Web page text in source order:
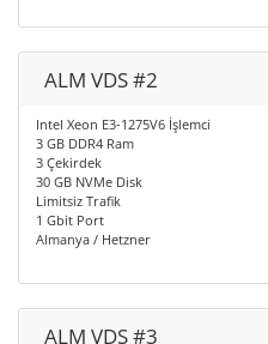
ALM VDS #2
Intel Xeon E3-1275V6 İşlemci
3 GB DDR4 Ram
3 Çekirdek
30 GB NVMe Disk
Limitsiz Trafik
1 Gbit Port
Almanya / Hetzner
ALM VDS #3